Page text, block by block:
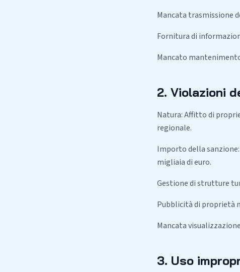
Mancata trasmissione
Fornitura di
Mancato
2. Violazioni
Natura: Affitto di
regionale.
Importo della sanzione:
migliaia di euro.
Gestione di strutture
Pubblicità di proprietà
Mancata
3. Uso